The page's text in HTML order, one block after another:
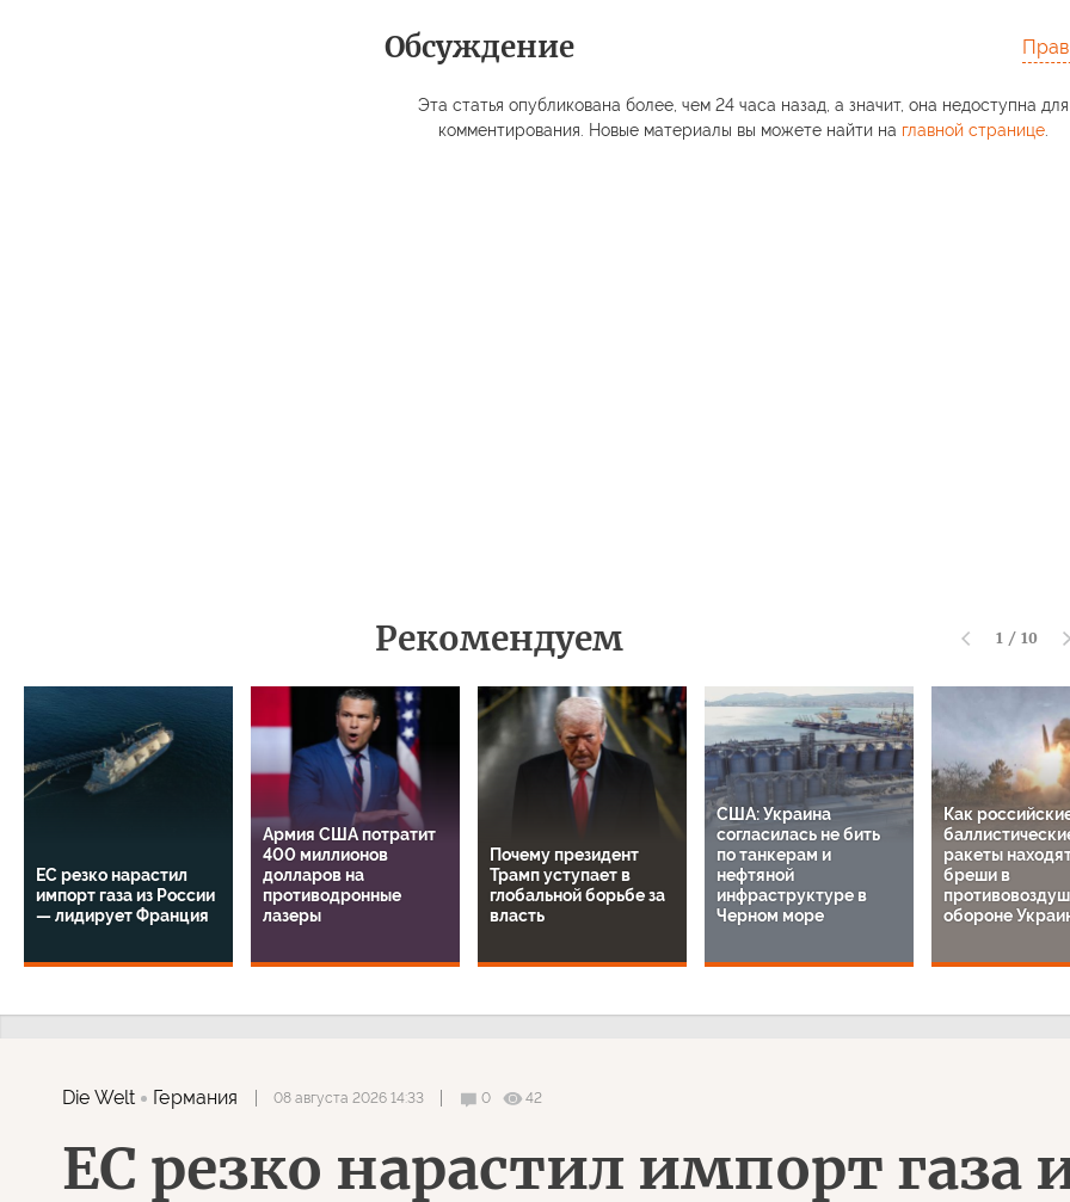
Обсуждение
Эта статья опубликована более, чем 24 часа назад, а значит, она недоступна для
комментирования. Новые материалы вы можете найти на главной странице.
Рекомендуем 1 / 10
ЕС резко нарастил
импорт газа из России
— лидирует Франция
Армия США потратит
400 миллионов
долларов на
противодронные
лазеры
Почему президент
Трамп уступает в
глобальной борьбе за
власть
США: Украина
согласилась не бить
по танкерам и
нефтяной
инфраструктуре в
Черном море
Как
ракеты
бреши в
обороне
Die Welt Германия 08 августа 2026 14:33 0 42
ЕС резко нарастил импорт газа